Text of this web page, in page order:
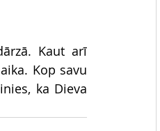
Kaut arī
Kop savu
ka Dieva